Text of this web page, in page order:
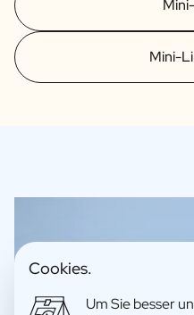
Mini-
Cookies.
Um Sie besser